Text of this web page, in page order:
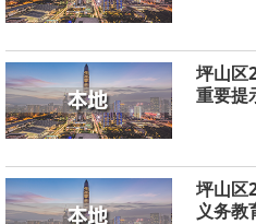
坪山区
重要提
坪山区
义务教